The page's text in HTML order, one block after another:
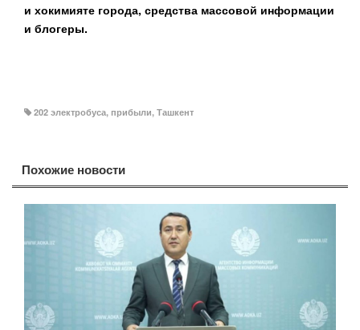
и хокимияте города, средства массовой информации
и блогеры.
202 электробуса, прибыли, Ташкент
Похожие новости